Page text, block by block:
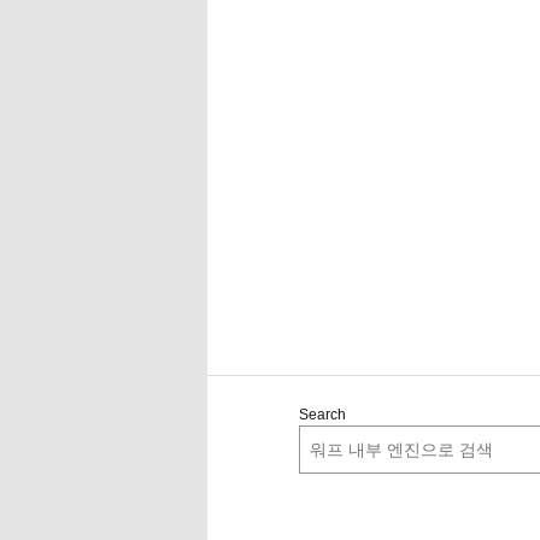
Search